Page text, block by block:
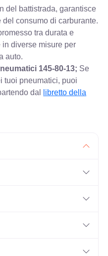
del battistrada, garantisce
consumo di carburante.
tra durata e
diverse misure per
auto.
145-80-13; Se
tuoi pneumatici, puoi
dal
libretto della